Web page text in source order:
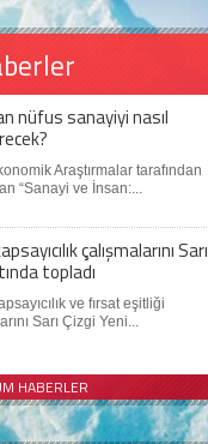
nüfus sanayiyi nasıl
Araştırmalar tarafından
“Sanayi ve İnsan:...
çalışmalarını Sarı
topladı
ve fırsat eşitliği
Sarı Çizgi Yeni...
HABERLER